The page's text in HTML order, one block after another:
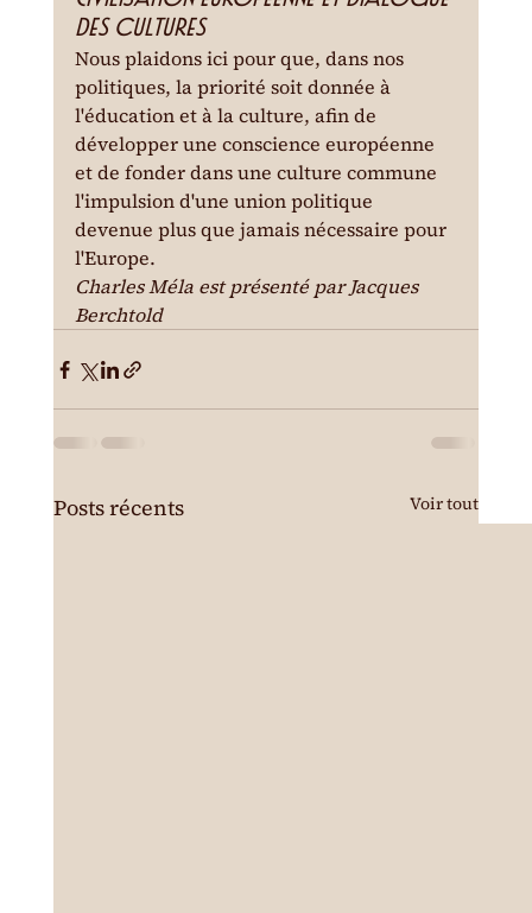
des cultures
Nous plaidons ici pour que, dans nos
politiques, la priorité soit donnée à
l'éducation et à la culture, afin de
développer une conscience européenne
et de fonder dans une culture commune
l'impulsion d'une union politique
devenue plus que jamais nécessaire pour
l'Europe.
Charles Méla est présenté par Jacques
Berchtold
Posts récents Voir tout